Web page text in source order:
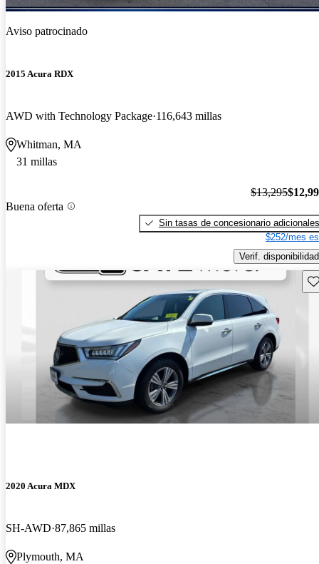
Aviso patrocinado
2015 Acura RDX
AWD with Technology Package 116,643 millas
Whitman, MA
31 millas
Buena oferta
$13,295
Sin tasas de concesionario adicionales
$252/mes
Verif. disponibilidad
2020 Acura MDX
SH-AWD 87,865 millas
Plymouth, MA